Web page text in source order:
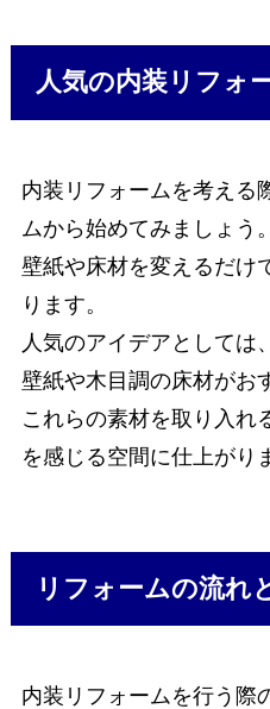
人気の内装リフォ
内装リフォームを考える
ムから始めてみましょう。
壁紙や床材を変えるだけ
ります。
人気のアイデアとしては
壁紙や木目調の床材がお
これらの素材を取り入れ
を感じる空間に仕上がり
リフォームの流れ
内装リフォームを行う際